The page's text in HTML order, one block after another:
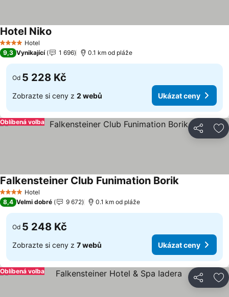
4 Počet hvězdiček
Hotel
Hotel Niko
9,3 Vynikající 1 696 0.1 km od pláže
Od 5 228 Kč
Zobrazte si ceny z 2 webů Ukázat ceny
Sdílet
Oblíbená volba
4 Počet hvězdiček
Hotel
Falkensteiner Club Funimation Borik
8,4 Velmi dobré 9 672 0.1 km od pláže
Od 5 248 Kč
Zobrazte si ceny z 7 webů Ukázat ceny
Sdílet
Oblíbená volba